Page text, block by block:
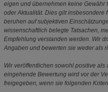
eigen und übernehmen keine Gewähr
oder Aktualität. Dies gilt insbesondere
beruhen auf subjektiven
wissenschaftlich belegte Tatsachen,
Empfehlung verstanden werden. Wir
Angaben und bewerten sie weder als
Wir veröffentlichen sowohl positive
eingehende Bewertung wird vor der
freigegeben, wenn sie folgenden